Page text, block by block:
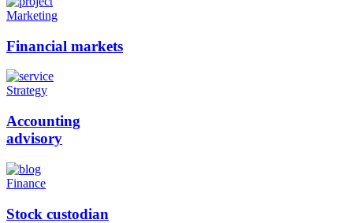
Marketing
Financial markets
Strategy
Accounting
advisory
Finance
Stock custodian